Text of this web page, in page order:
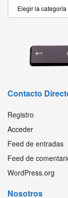
Contacto
Registro
Acceder
Feed de entradas
Feed de
WordPress.org
Nosotros